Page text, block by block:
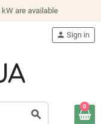
are available
search
person Sign in
0